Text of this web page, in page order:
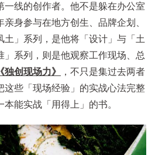
一线的创作者。他不是躲在办公室
身参与在地方创生、品牌企划、
土」系列，是他将「设计」与「土
」系列，则是他观察工作现场、总
《独创现场力》
，不只是集过去两者
这些「现场经验」的实战心法完整
能实战「用得上」的书。